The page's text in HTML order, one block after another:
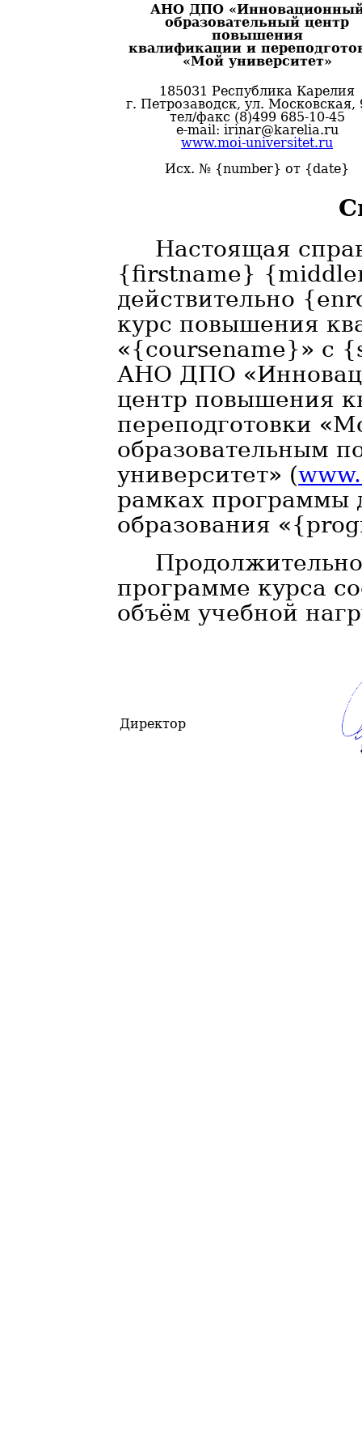
АНО ДПО
образовательный центр
повышения
квалификации и
«Мой университет»
185031 Республика Карелия
г. Петрозаводск, ул. Московская,
тел/факс (8)499 685-10-45
e-mail: irinar@karelia.ru
www.moi-universitet.ru
Исх. № {number} от {date}
Настоящая
{firstname}
действительно
курс повышения
«{coursename}» с
АНО ДПО
центр повышения
переподготовки
образовательным
университет» (
рамках программы
образования
программе курса
объём учебной
Директор